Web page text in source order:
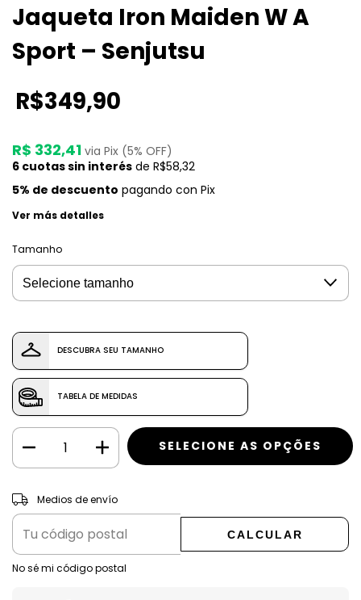
Jaqueta Iron Maiden W A
Sport – Senjutsu
R$349,90
R$ 332,41 via Pix (5% OFF)
6 cuotas sin interés de R$58,32
5% de descuento pagando con Pix
Ver más detalles
Tamanho
DESCUBRA SEU TAMANHO
TABELA DE MEDIDAS
Entregas para el CP:
Medios de envío
CALCULAR
No sé mi código postal